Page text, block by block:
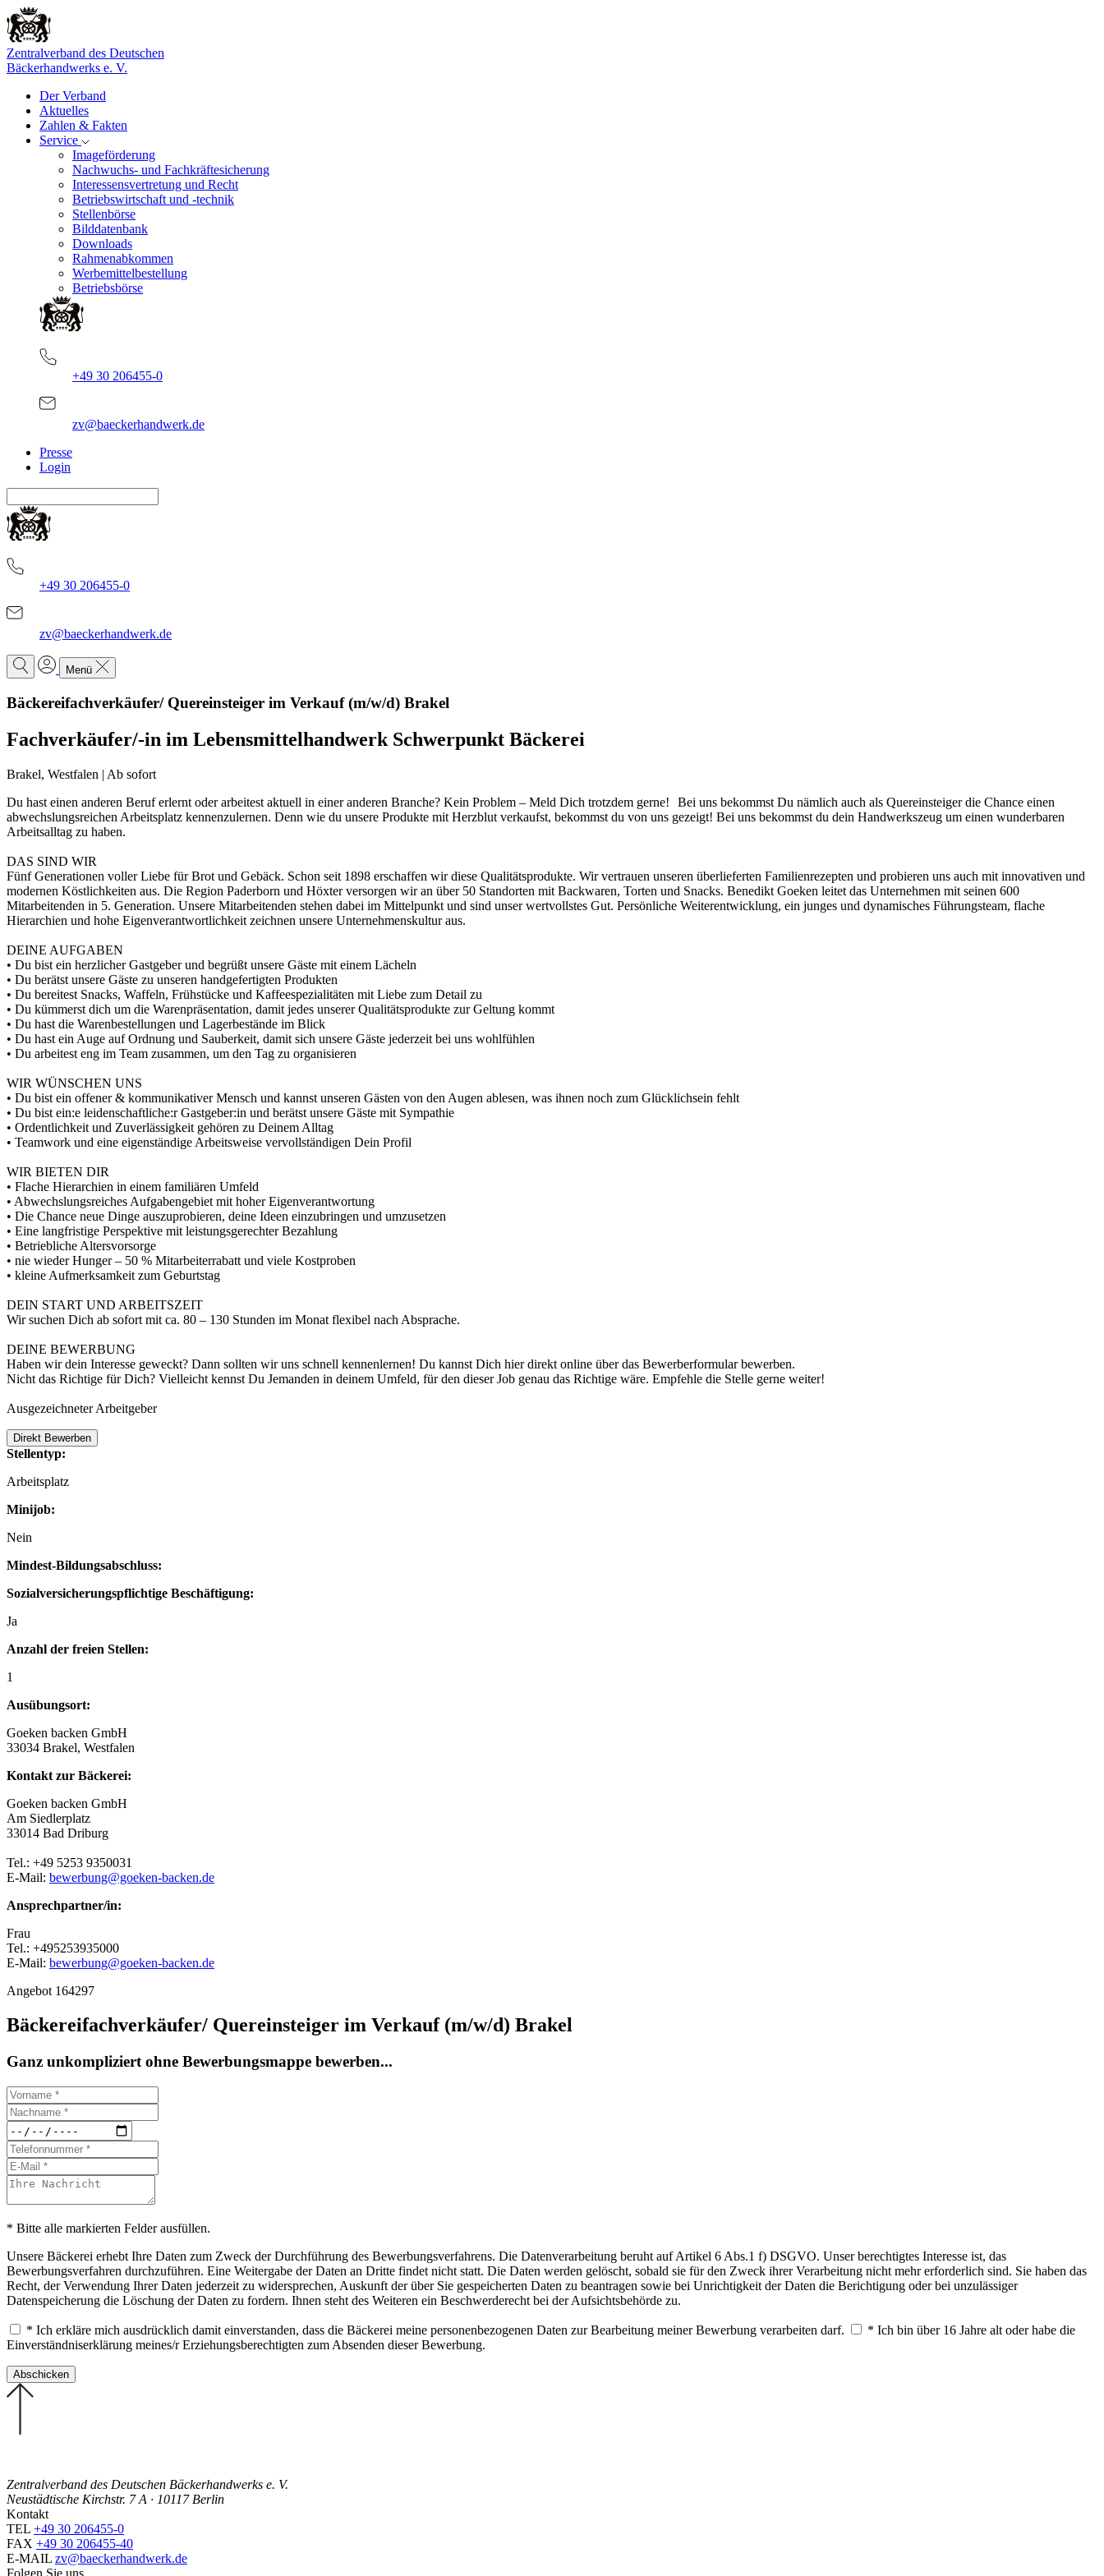
Zentralverband des Deutschen
Bäckerhandwerks e. V.
Der Verband
Aktuelles
Zahlen & Fakten
Service
Imageförderung
Nachwuchs- und Fachkräftesicherung
Interessensvertretung und Recht
Betriebswirtschaft und -technik
Stellenbörse
Bilddatenbank
Downloads
Rahmenabkommen
Werbemittelbestellung
Betriebsbörse
+49 30 206455-0
zv@baeckerhandwerk.de
Presse
Login
+49 30 206455-0
zv@baeckerhandwerk.de
Menü
Bäckereifachverkäufer/ Quereinsteiger im Verkauf (m/w/d) Brakel
Fachverkäufer/-in im Lebensmittelhandwerk Schwerpunkt Bäckerei
Brakel, Westfalen | Ab sofort
Du hast einen anderen Beruf erlernt oder arbeitest aktuell in einer anderen Branche? Kein Problem – Meld Dich trotzdem gerne! Bei uns bekommst Du nämlich auch als Quereinsteiger die Chance einen
abwechslungsreichen Arbeitsplatz kennenzulernen. Denn wie du unsere Produkte mit Herzblut verkaufst, bekommst du von uns gezeigt! Bei uns bekommst du dein Handwerkszeug um einen wunderbaren
Arbeitsalltag zu haben.
DAS SIND WIR
Fünf Generationen voller Liebe für Brot und Gebäck. Schon seit 1898 erschaffen wir diese Qualitätsprodukte. Wir vertrauen unseren überlieferten Familienrezepten und probieren uns auch mit innovativen und
modernen Köstlichkeiten aus. Die Region Paderborn und Höxter versorgen wir an über 50 Standorten mit Backwaren, Torten und Snacks. Benedikt Goeken leitet das Unternehmen mit seinen 600
Mitarbeitenden in 5. Generation. Unsere Mitarbeitenden stehen dabei im Mittelpunkt und sind unser wertvollstes Gut. Persönliche Weiterentwicklung, ein junges und dynamisches Führungsteam, flache
Hierarchien und hohe Eigenverantwortlichkeit zeichnen unsere Unternehmenskultur aus.
DEINE AUFGABEN
• Du bist ein herzlicher Gastgeber und begrüßt unsere Gäste mit einem Lächeln
• Du berätst unsere Gäste zu unseren handgefertigten Produkten
• Du bereitest Snacks, Waffeln, Frühstücke und Kaffeespezialitäten mit Liebe zum Detail zu
• Du kümmerst dich um die Warenpräsentation, damit jedes unserer Qualitätsprodukte zur Geltung kommt
• Du hast die Warenbestellungen und Lagerbestände im Blick
• Du hast ein Auge auf Ordnung und Sauberkeit, damit sich unsere Gäste jederzeit bei uns wohlfühlen
• Du arbeitest eng im Team zusammen, um den Tag zu organisieren
WIR WÜNSCHEN UNS
• Du bist ein offener & kommunikativer Mensch und kannst unseren Gästen von den Augen ablesen, was ihnen noch zum Glücklichsein fehlt
• Du bist ein:e leidenschaftliche:r Gastgeber:in und berätst unsere Gäste mit Sympathie
• Ordentlichkeit und Zuverlässigkeit gehören zu Deinem Alltag
• Teamwork und eine eigenständige Arbeitsweise vervollständigen Dein Profil
WIR BIETEN DIR
• Flache Hierarchien in einem familiären Umfeld
• Abwechslungsreiches Aufgabengebiet mit hoher Eigenverantwortung
• Die Chance neue Dinge auszuprobieren, deine Ideen einzubringen und umzusetzen
• Eine langfristige Perspektive mit leistungsgerechter Bezahlung
• Betriebliche Altersvorsorge
• nie wieder Hunger – 50 % Mitarbeiterrabatt und viele Kostproben
• kleine Aufmerksamkeit zum Geburtstag
DEIN START UND ARBEITSZEIT
Wir suchen Dich ab sofort mit ca. 80 – 130 Stunden im Monat flexibel nach Absprache.
DEINE BEWERBUNG
Haben wir dein Interesse geweckt? Dann sollten wir uns schnell kennenlernen! Du kannst Dich hier direkt online über das Bewerberformular bewerben.
Nicht das Richtige für Dich? Vielleicht kennst Du Jemanden in deinem Umfeld, für den dieser Job genau das Richtige wäre. Empfehle die Stelle gerne weiter!
Ausgezeichneter Arbeitgeber
Direkt Bewerben
Stellentyp:
Arbeitsplatz
Minijob:
Nein
Mindest-Bildungsabschluss:
Sozialversicherungspflichtige Beschäftigung:
Ja
Anzahl der freien Stellen:
1
Ausübungsort:
Goeken backen GmbH
33034 Brakel, Westfalen
Kontakt zur Bäckerei:
Goeken backen GmbH
Am Siedlerplatz
33014 Bad Driburg
Tel.: +49 5253 9350031
E-Mail: bewerbung@goeken-backen.de
Ansprechpartner/in:
Frau
Tel.: +495253935000
E-Mail: bewerbung@goeken-backen.de
Angebot 164297
Bäckereifachverkäufer/ Quereinsteiger im Verkauf (m/w/d) Brakel
Ganz unkompliziert ohne Bewerbungsmappe bewerben...
* Bitte alle markierten Felder ausfüllen.
Unsere Bäckerei erhebt Ihre Daten zum Zweck der Durchführung des Bewerbungsverfahrens. Die Datenverarbeitung beruht auf Artikel 6 Abs.1 f) DSGVO. Unser berechtigtes Interesse ist, das
Bewerbungsverfahren durchzuführen. Eine Weitergabe der Daten an Dritte findet nicht statt. Die Daten werden gelöscht, sobald sie für den Zweck ihrer Verarbeitung nicht mehr erforderlich sind. Sie haben das
Recht, der Verwendung Ihrer Daten jederzeit zu widersprechen, Auskunft der über Sie gespeicherten Daten zu beantragen sowie bei Unrichtigkeit der Daten die Berichtigung oder bei unzulässiger
Datenspeicherung die Löschung der Daten zu fordern. Ihnen steht des Weiteren ein Beschwerderecht bei der Aufsichtsbehörde zu.
* Ich erkläre mich ausdrücklich damit einverstanden, dass die Bäckerei meine personenbezogenen Daten zur Bearbeitung meiner Bewerbung verarbeiten darf.
* Ich bin über 16 Jahre alt oder habe die
Einverständniserklärung meines/r Erziehungsberechtigten zum Absenden dieser Bewerbung.
Zentralverband des Deutschen Bäckerhandwerks e. V.
Neustädtische Kirchstr. 7 A · 10117 Berlin
Kontakt
TEL +49 30 206455-0
FAX +49 30 206455-40
E-MAIL zv@baeckerhandwerk.de
Folgen Sie uns